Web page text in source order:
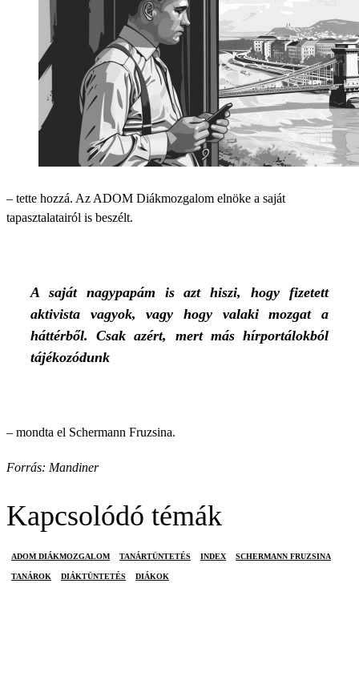
– tette hozzá. Az ADOM Diákmozgalom elnöke a saját
tapasztalatairól is beszélt.
A saját nagypapám is azt hiszi, hogy fizetett
aktivista vagyok, vagy hogy valaki mozgat a
háttérből. Csak azért, mert más hírportálokból
tájékozódunk
– mondta el Schermann Fruzsina.
Forrás: Mandiner
Kapcsolódó témák
ADOM DIÁKMOZGALOM TANÁRTÜNTETÉS INDEX SCHERMANN FRUZSINA
TANÁROK DIÁKTÜNTETÉS DIÁKOK